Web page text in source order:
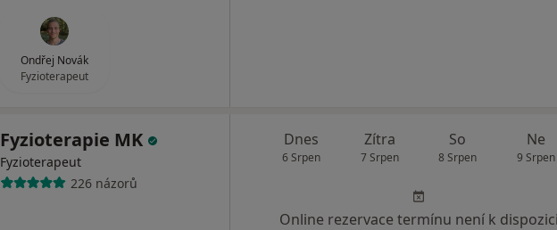
Ondřej Novák
Fyzioterapeut
Fyzioterapie MK
Fyzioterapeut
226 názorů
Dnes
6 Srpen
Zítra
7 Srpen
So
8 Srpen
Ne
9 Srpen
Online rezervace termínu není k dispozici